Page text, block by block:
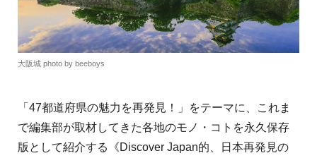
大阪城 photo by beeboys
「47都道府県の魅力を再発見！」をテーマに、これま
で編集部が取材してきた各地のモノ・コトを永久保存
版として紹介する《Discover Japan的、日本再発見の